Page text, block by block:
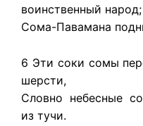
воинственный народ;
Сома-Павамана
6 Эти соки сомы
шерсти,
Словно небесные
из тучи.